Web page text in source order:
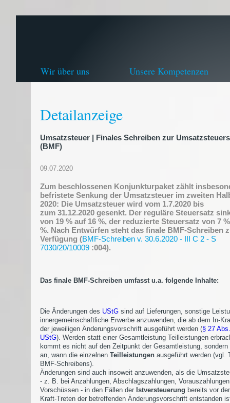
Wir über uns Unsere Kompetenzen
Detailanzeige
Umsatzsteuer | Finales Schreiben zur
(BMF)
09.07.2020
Zum beschlossenen Konjunkturpaket zählt
befristete Senkung der Umsatzsteuer im zweiten
2020: Die Umsatzsteuer wird vom 1.7.2020 bis
zum 31.12.2020 gesenkt. Der reguläre Steuersatz
von 19 % auf 16 %, der reduzierte Steuersatz von 7
%. Nach Entwürfen steht das finale BMF-Schreiben
Verfügung (BMF-Schreiben v. 30.6.2020 - III C 2 - S
7030/20/10009 :004).
Das finale BMF-Schreiben umfasst u.a. folgende Inhalte:
Die Änderungen des UStG sind auf Lieferungen, sonstige
innergemeinschaftliche Erwerbe anzuwenden, die ab dem In-
der jeweiligen Änderungsvorschrift ausgeführt werden (§ 27
UStG). Werden statt einer Gesamtleistung Teilleistungen
kommt es nicht auf den Zeitpunkt der Gesamtleistung, sondern
an, wann die einzelnen Teilleistungen ausgeführt werden (vgl.
BMF-Schreibens).
Änderungen sind auch insoweit anzuwenden, als die
- z. B. bei Anzahlungen, Abschlagszahlungen,
Vorschüssen - in den Fällen der Istversteuerung bereits vor
Kraft-Treten der betreffenden Änderungsvorschrift entstanden